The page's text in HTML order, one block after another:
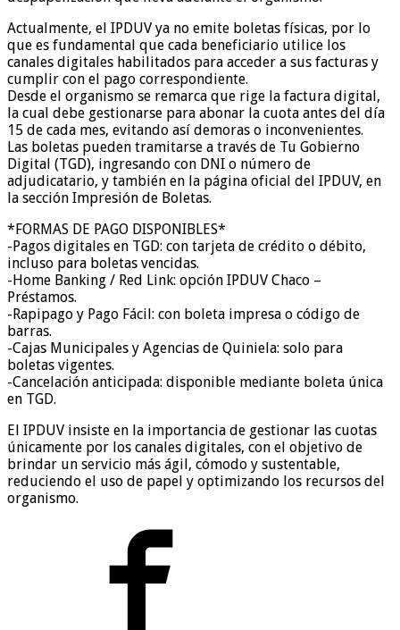
Actualmente, el IPDUV ya no emite boletas físicas, por lo
que es fundamental que cada beneficiario utilice los
canales digitales habilitados para acceder a sus facturas y
cumplir con el pago correspondiente.
Desde el organismo se remarca que rige la factura digital,
la cual debe gestionarse para abonar la cuota antes del día
15 de cada mes, evitando así demoras o inconvenientes.
Las boletas pueden tramitarse a través de Tu Gobierno
Digital (TGD), ingresando con DNI o número de
adjudicatario, y también en la página oficial del IPDUV, en
la sección Impresión de Boletas.
*FORMAS DE PAGO DISPONIBLES*
-Pagos digitales en TGD: con tarjeta de crédito o débito,
incluso para boletas vencidas.
-Home Banking / Red Link: opción IPDUV Chaco –
Préstamos.
-Rapipago y Pago Fácil: con boleta impresa o código de
barras.
-Cajas Municipales y Agencias de Quiniela: solo para
boletas vigentes.
-Cancelación anticipada: disponible mediante boleta única
en TGD.
El IPDUV insiste en la importancia de gestionar las cuotas
únicamente por los canales digitales, con el objetivo de
brindar un servicio más ágil, cómodo y sustentable,
reduciendo el uso de papel y optimizando los recursos del
organismo.